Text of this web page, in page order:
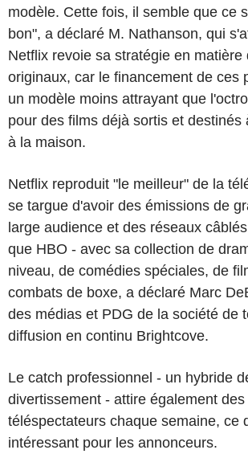
modèle. Cette fois, il semble que ce
bon", a déclaré M. Nathanson, qui
Netflix revoie sa stratégie en matière
originaux, car le financement de ces
un modèle moins attrayant que
pour des films déjà sortis et destinés
à la maison.
Netflix reproduit "le meilleur" de la
se targue d'avoir des émissions de
large audience et des réseaux
que HBO - avec sa collection de
niveau, de comédies spéciales, de
combats de boxe, a déclaré Marc
des médias et PDG de la société de
diffusion en continu Brightcove.
Le catch professionnel - un hybride
divertissement - attire également
téléspectateurs chaque semaine, ce
intéressant pour les annonceurs.